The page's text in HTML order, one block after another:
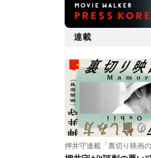
連載
押井守連載「裏切り映画の